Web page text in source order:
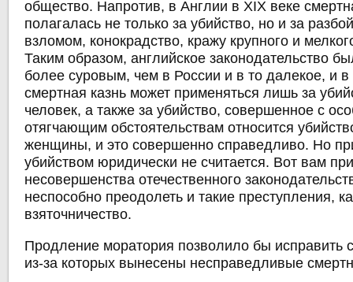
общество. Напротив, в Англии в XIX веке
полагалась не только за убийство, но и за
взломом, конокрадство, кражу крупного и
Таким образом, английское законодательство
более суровым, чем в России и в то далекое, и
смертная казнь может применяться лишь за
человек, а также за убийство, совершенное с
отягчающим обстоятельствам относится
женщины, и это совершенно справедливо. Но
убийством юридически не считается. Вот вам
несовершенства отечественного
неспособно преодолеть и такие преступления,
взяточничество.
Продление моратория позволило бы исправить
из-за которых вынесены несправедливые